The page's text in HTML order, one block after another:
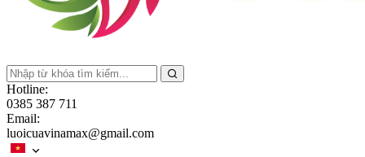
Hotline:
0385 387 711
Email:
luoicuavinamax@gmail.com